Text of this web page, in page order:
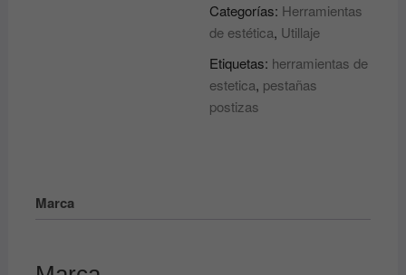
POSTIZAS
ASUER
GROUP
cantidad
Categorías: Herramientas
de estética, Utillaje
Etiquetas: herramientas de
estetica, pestañas
postizas
Marca